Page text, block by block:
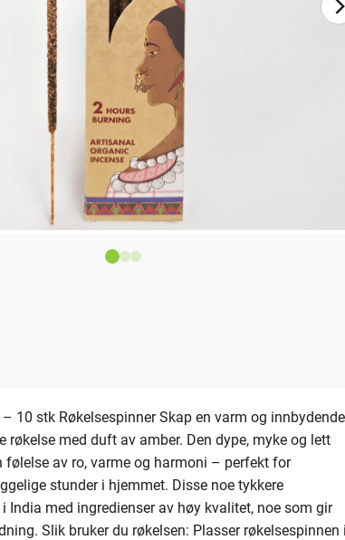
10 stk Røkelsespinner Skap en varm og innbydende
med duft av amber. Den dype, myke og lett
av ro, varme og harmoni – perfekt for
stunder i hjemmet. Disse noe tykkere
India med ingredienser av høy kvalitet, noe som gir
Slik bruker du røkelsen: Plasser røkelsespinnen i